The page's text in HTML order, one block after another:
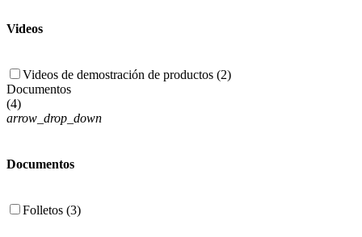
Videos
Videos de demostración de productos (2)
Documentos
(4)
arrow_drop_down
Documentos
Folletos (3)